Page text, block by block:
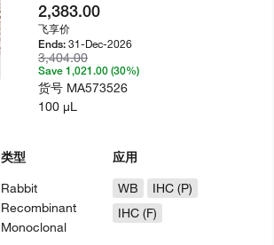
类型
Rabbit
Recombinant
Monoclonal
应用
WB
IHC (P)
IHC (F)
2,383.00
飞享价
Ends:31-Dec-2026
3,404.00
Save 1,021.00 (30%)
货号 MA573526
100 µL